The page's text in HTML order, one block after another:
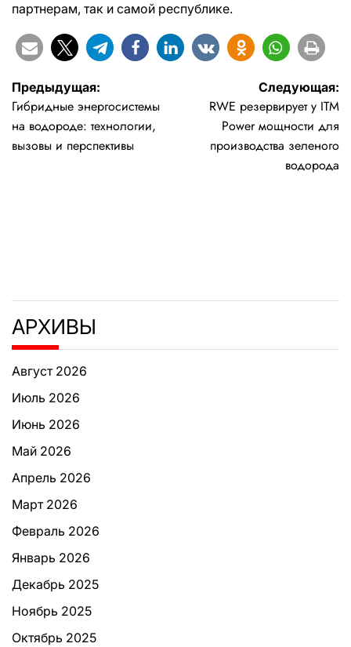
партнерам, так и самой республике.
Навигация
по
записям
Предыдущая:
Гибридные энергосистемы
на водороде: технологии,
вызовы и перспективы
Следующая:
RWE резервирует у ITM
Power мощности для
производства зеленого
водорода
АРХИВЫ
Август 2026
Июль 2026
Июнь 2026
Май 2026
Апрель 2026
Март 2026
Февраль 2026
Январь 2026
Декабрь 2025
Ноябрь 2025
Октябрь 2025